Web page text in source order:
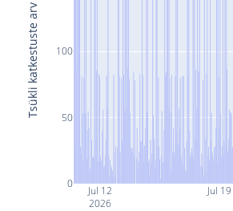
Jul 12
2026
Jul 19
0
50
100
Tsükli katkestuste arv